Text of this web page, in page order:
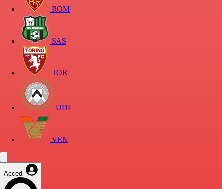
ROM
SAS
TOR
UDI
VEN
Accedi